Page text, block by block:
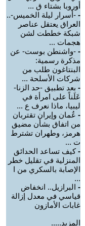
أوروبا بشتاء ق ...
- -أسرار ليلة الخميس-..
العراق يعتقل عناصر
شبكة خططت لشن
هجمات ...
- -واشنطن بوست- عن
مذكرة رسمية:
البنتاغون طلب من
شركات الأسلحة ...
- بعد تطبيق -حد الزنا-
عَلَناً على امرأة في
ليبيا، ماذا نعرف ع ...
- عُمان وإيران تقتربان
من اتفاق بشأن مضيق
هرمز، وطهران تشترط
ت ...
-كيف تساعد الحدائق
المنزلية في تقليل خطر
الإصابة بالسكري من ا
...
- البرازيل.. انخفاض
قياسي في معدل إزالة
غابات الأمازون
المزيد.....